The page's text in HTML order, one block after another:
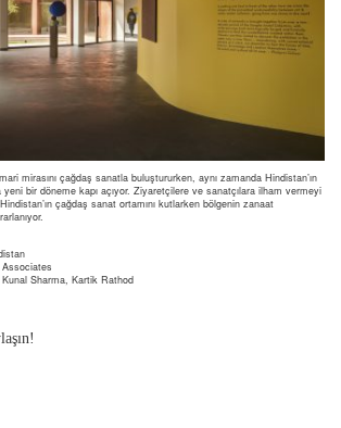
mirasını çağdaş sanatla buluştururken, aynı zamanda Hindistan’ın
yeni bir döneme kapı açıyor. Ziyaretçilere ve sanatçılara ilham vermeyi
çağdaş sanat ortamını kutlarken bölgenin zanaat
Sharma, Kartik Rathod